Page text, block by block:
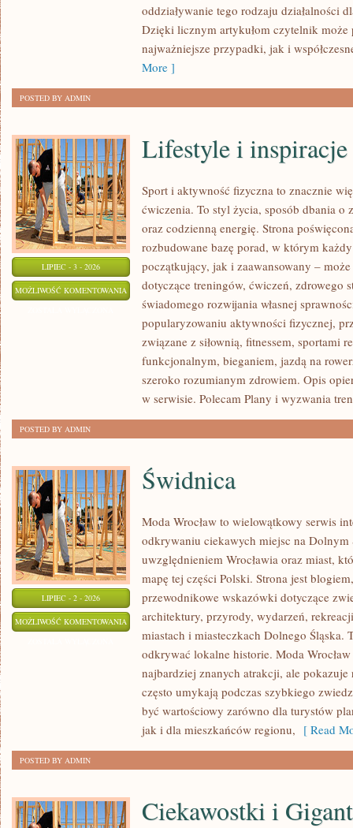
oddziaływanie tego rodzaju działalności
Dzięki licznym artykułom czytelnik może
najważniejsze przypadki, jak i
More ]
POSTED BY ADMIN
LIPIEC - 3 - 2026
MOŻLIWOŚĆ KOMENTOWANIA LIFESTYLE
INSPIRACJE
Lifestyle i inspiracje
Sport i aktywność fizyczna to znacznie
ćwiczenia. To styl życia, sposób dbania o
oraz codzienną energię. Strona
rozbudowane bazę porad, w którym
początkujący, jak i zaawansowany –
dotyczące treningów, ćwiczeń, zdrowego
świadomego rozwijania własnej
popularyzowaniu aktywności fizycznej,
związane z siłownią, fitnessem, sportami
funkcjonalnym, bieganiem, jazdą na
szeroko rozumianym zdrowiem. Opis
w serwisie. Polecam Plany i wyzwania
POSTED BY ADMIN
LIPIEC - 2 - 2026
MOŻLIWOŚĆ KOMENTOWANIA ŚWIDNICA
Świdnica
Moda Wrocław to wielowątkowy serwis
odkrywaniu ciekawych miejsc na Dolnym
uwzględnieniem Wrocławia oraz miast,
mapę tej części Polski. Strona jest
przewodnikowe wskazówki dotyczące
architektury, przyrody, wydarzeń,
miastach i miasteczkach Dolnego Śląska.
odkrywać lokalne historie. Moda
najbardziej znanych atrakcji, ale
często umykają podczas szybkiego
być wartościowy zarówno dla turystów
jak i dla mieszkańców regionu, [ Read
POSTED BY ADMIN
Ciekawostki i